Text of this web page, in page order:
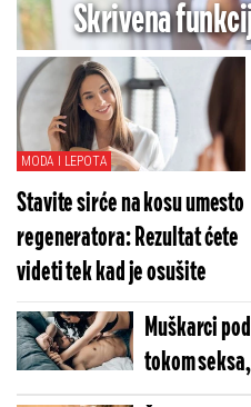
Skrivena
MODA I LEPOTA
Stavite sirće na kosu umesto
regeneratora: Rezultat ćete
videti tek kad je osušite
Muškarci
tokom